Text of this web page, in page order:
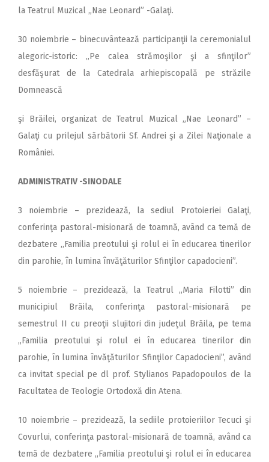
la Teatrul Muzical „Nae Leonard” -Galaţi.
30 noiembrie – binecuvântează participanţii la ceremonialul
alegoric-istoric: „Pe calea strămoşilor şi a sfinţilor”
desfăşurat de la Catedrala arhiepiscopală pe străzile
Domnească
şi Brăilei, organizat de Teatrul Muzical „Nae Leonard” –
Galaţi cu prilejul sărbătorii Sf. Andrei şi a Zilei Naţionale a
României.
ADMINISTRATIV -SINODALE
3 noiembrie – prezidează, la sediul Protoieriei Galaţi,
conferinţa pastoral-misionară de toamnă, având ca temă de
dezbatere ,,Familia preotului şi rolul ei în educarea tinerilor
din parohie, în lumina învăţăturilor Sfinţilor capadocieni”.
5 noiembrie – prezidează, la Teatrul ,,Maria Filotti” din
municipiul Brăila, conferinţa pastoral-misionară pe
semestrul II cu preoţii slujitori din judeţul Brăila, pe tema
,,Familia preotului şi rolul ei în educarea tinerilor din
parohie, în lumina învăţăturilor Sfinţilor Capadocieni”, având
ca invitat special pe dl prof. Stylianos Papadopoulos de la
Facultatea de Teologie Ortodoxă din Atena.
10 noiembrie – prezidează, la sediile protoieriilor Tecuci şi
Covurlui, conferinţa pastoral-misionară de toamnă, având ca
temă de dezbatere ,,Familia preotului şi rolul ei în educarea